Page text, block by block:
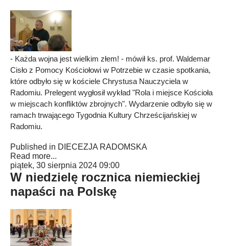
- Każda wojna jest wielkim złem! - mówił ks. prof. Waldemar
Cisło z Pomocy Kościołowi w Potrzebie w czasie spotkania,
które odbyło się w kościele Chrystusa Nauczyciela w
Radomiu. Prelegent wygłosił wykład "Rola i miejsce Kościoła
w miejscach konfliktów zbrojnych". Wydarzenie odbyło się w
ramach trwającego Tygodnia Kultury Chrześcijańskiej w
Radomiu.
Published in DIECEZJA RADOMSKA
Read more...
piątek, 30 sierpnia 2024 09:00
W niedzielę rocznica niemieckiej
napaści na Polskę